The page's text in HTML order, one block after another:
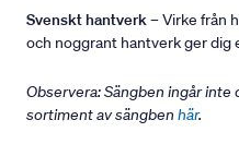
Svenskt hantverk– Virke från
och noggrant hantverk ger dig
Observera: Sängben ingår inte
sortiment av sängben här.